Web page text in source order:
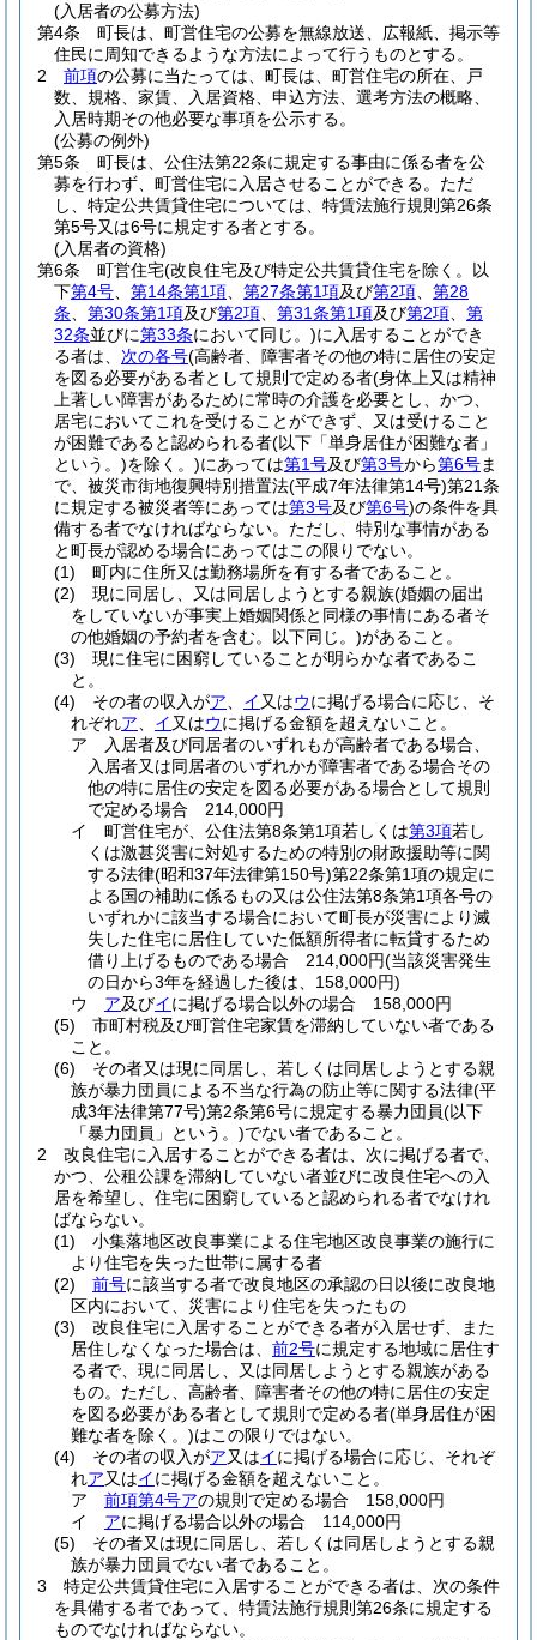
(入居者の公募方法)
第4条
町長は、町営住宅の公募を無線放送、広報紙、掲示等
住民に周知できるような方法によって行うものとする。
2
前項の公募に当たっては、町長は、町営住宅の所在、戸
数、規格、家賃、入居資格、申込方法、選考方法の概略、
入居時期その他必要な事項を公示する。
(公募の例外)
第5条
町長は、公住法第22条に規定する事由に係る者を公
募を行わず、町営住宅に入居させることができる。 ただ
し、特定公共賃貸住宅については、特賃法施行規則第26条
第5号又は6号に規定する者とする。
(入居者の資格)
第6条
町営住宅(改良住宅及び特定公共賃貸住宅を除く。以
下第4号 第14条第1項 第27条第1項及び第2項
第28
条
第30条第1項及び第2項 第31条第1項及び第2項
第
32条並びに第33条において同じ。)に入居することができ
る者は、 次の各号(高齢者、障害者その他の特に居住の安定
を図る必要がある者として規則で定める者(身体上又は精神
上著しい障害があるために常時の介護を必要とし、かつ、
居宅においてこれを受けることができず、又は受けること
が困難であると認められる者(以下「単身居住が困難な者」
という。)を除く。)にあっては第1号及び第3号から第6号ま
で、被災市街地復興特別措置法(平成7年法律第14号)第21条
に規定する被災者等にあっては第3号及び第6号)の条件を具
備する者でなければならない。 ただし、特別な事情がある
と町長が認める場合にあってはこの限りでない。
(1)
町内に住所又は勤務場所を有する者であること。
(2)
現に同居し、又は同居しようとする親族(婚姻の届出
をしていないが事実上婚姻関係と同様の事情にある者そ
の他婚姻の予約者を含む。以下同じ。)があること。
(3)
現に住宅に困窮していることが明らかな者であるこ
と。
(4)
その者の収入がア イ 又はウに掲げる場合に応じ、そ
れぞれア イ 又はウに掲げる金額を超えないこと。
ア
入居者及び同居者のいずれもが高齢者である場合、
入居者又は同居者のいずれかが障害者である場合その
他の特に居住の安定を図る必要がある場合として規則
で定める場合 214,000円
イ
町営住宅が、公住法第8条第1項若しくは第3項若し
くは激甚災害に対処するための特別の財政援助等に関
する法律(昭和37年法律第150号)第22条第1項の規定に
よる国の補助に係るもの又は公住法第8条第1項各号の
いずれかに該当する場合において町長が災害により滅
失した住宅に居住していた低額所得者に転貸するため
借り上げるものである場合 214,000円(当該災害発生
の日から3年を経過した後は、158,000円)
ウ
ア及びイに掲げる場合以外の場合 158,000円
(5)
市町村税及び町営住宅家賃を滞納していない者である
こと。
(6)
その者又は現に同居し、若しくは同居しようとする親
族が暴力団員による不当な行為の防止等に関する法律(平
成3年法律第77号)第2条第6号に規定する暴力団員(以下
「暴力団員」という。)でない者であること。
2
改良住宅に入居することができる者は、次に掲げる者で、
かつ、公租公課を滞納していない者並びに改良住宅への入
居を希望し、住宅に困窮していると認められる者でなけれ
ばならない。
(1)
小集落地区改良事業による住宅地区改良事業の施行に
より住宅を失った世帯に属する者
(2)
前号に該当する者で改良地区の承認の日以後に改良地
区内において、災害により住宅を失ったもの
(3)
改良住宅に入居することができる者が入居せず、また
居住しなくなった場合は、 前2号に規定する地域に居住す
る者で、現に同居し、又は同居しようとする親族がある
もの。 ただし、高齢者、障害者その他の特に居住の安定
を図る必要がある者として規則で定める者(単身居住が困
難な者を除く。)はこの限りではない。
(4)
その者の収入がア又はイに掲げる場合に応じ、それぞ
れア又はイに掲げる金額を超えないこと。
ア
前項第4号アの規則で定める場合 158,000円
イ
アに掲げる場合以外の場合 114,000円
(5)
その者又は現に同居し、若しくは同居しようとする親
族が暴力団員でない者であること。
3
特定公共賃貸住宅に入居することができる者は、次の条件
を具備する者であって、特賃法施行規則第26条に規定する
ものでなければならない。